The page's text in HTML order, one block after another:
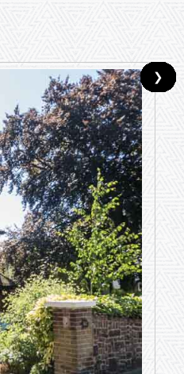
❯
❯
❯
❯
❯
❯
❯
❯
❯
❯
❯
❯
❯
❯
❯
❯
❯
❯
❯
❯
❯
❯
❯
❯
❯
❯
❯
❯
❯
❯
❯
❯
❯
❯
❯
❯
❯
❯
❯
❯
❯
❯
❯
❯
❯
❯
❯
❯
❯
❯
❯
❯
❯
❯
❯
❯
❯
❯
❯
❯
❯
❯
❯
❯
❯
❯
❯
❯
❯
❯
❯
❯
❯
❯
❯
❯
❯
❯
❯
❯
❯
❯
❯
❯
❯
❯
❯
❯
❯
❯
❯
❯
❯
❯
❯
❯
❯
❯
❯
❯
❯
❯
❯
❯
❯
❯
❯
❯
❯
❯
❯
❯
❯
❯
❯
❯
❯
❯
❯
❯
❯
❯
❯
❯
❯
❯
❯
❯
❯
❯
❯
❯
❯
❯
❯
❯
❯
❯
❯
❯
❯
❯
❯
❯
❯
❯
❯
❯
❯
❯
❯
❯
❯
❯
❯
❯
❯
❯
❯
❯
❯
❯
❯
❯
❯
❯
❯
❯
❯
❯
❯
❯
❯
❯
❯
❯
❯
❯
❯
❯
❯
❯
❯
❯
❯
❯
❯
❯
❯
❯
❯
❯
❯
❯
❯
❯
❯
❯
❯
❯
❯
❯
❯
❯
❯
❯
❯
❯
❯
❯
❯
❯
❯
❯
❯
❯
❯
❯
❯
❯
❯
❯
❯
❯
❯
❯
❯
❯
❯
❯
❯
❯
❯
❯
❯
❯
❯
❯
❯
❯
❯
❯
❯
❯
❯
❯
❯
❯
❯
❯
❯
❯
❯
❯
❯
❯
❯
❯
❯
❯
❯
❯
❯
❯
❯
❯
❯
❯
❯
❯
❯
❯
❯
❯
❯
❯
❯
❯
❯
❯
❯
❯
❯
❯
❯
❯
❯
❯
❯
❯
❯
❯
❯
❯
❯
❯
❯
❯
❯
❯
❯
❯
❯
❯
❯
❯
❯
❯
❯
❯
❯
❯
❯
❯
❯
❯
❯
❯
❯
❯
❯
❯
❯
❯
❯
❯
❯
❯
❯
❯
❯
❯
❯
❯
❯
❯
❯
❯
❯
❯
❯
❯
❯
❯
❯
❯
❯
❯
❯
❯
❯
❯
❯
❯
❯
❯
❯
❯
❯
❯
❯
❯
❯
❯
❯
❯
❯
❯
❯
❯
❯
❯
❯
❯
❯
❯
❯
❯
❯
❯
❯
❯
❯
❯
❯
❯
❯
❯
❯
❯
❯
❯
❯
❯
❯
❯
❯
❯
❯
❯
❯
❯
❯
❯
❯
❯
❯
❯
❯
❯
❯
❯
❯
❯
❯
❯
❯
❯
❯
❯
❯
❯
❯
❯
❯
❯
❯
❯
❯
❯
❯
❯
❯
❯
❯
❯
❯
❯
❯
❯
❯
❯
❯
❯
❯
❯
❯
❯
❯
❯
❯
❯
❯
❯
❯
❯
❯
❯
❯
❯
❯
❯
❯
❯
❯
❯
❯
❯
❯
❯
❯
❯
❯
❯
❯
❯
❯
❯
❯
❯
❯
❯
❯
❯
❯
❯
❯
❯
❯
❯
❯
❯
❯
❯
❯
❯
❯
❯
❯
❯
❯
❯
❯
❯
❯
❯
❯
❯
❯
❯
❯
❯
❯
❯
❯
❯
❯
❯
❯
❯
❯
❯
❯
❯
❯
❯
❯
❯
❯
❯
❯
❯
❯
❯
❯
❯
❯
❯
❯
❯
❯
❯
❯
❯
❯
❯
❯
❯
❯
❯
❯
❯
❯
❯
❯
❯
❯
❯
❯
❯
❯
❯
❯
❯
❯
❯
❯
❯
❯
❯
❯
❯
❯
❯
❯
❯
❯
❯
❯
❯
❯
❯
❯
❯
❯
❯
❯
❯
❯
❯
❯
❯
❯
❯
❯
❯
❯
❯
❯
❯
❯
❯
❯
❯
❯
❯
❯
❯
❯
❯
❯
❯
❯
❯
❯
❯
❯
❯
❯
❯
❯
❯
❯
❯
❯
❯
❯
❯
❯
❯
❯
❯
❯
❯
❯
❯
❯
❯
❯
❯
❯
❯
❯
❯
❯
❯
❯
❯
❯
❯
❯
❯
❯
❯
❯
❯
❯
❯
❯
❯
❯
❯
❯
❯
❯
❯
❯
❯
❯
❯
❯
❯
❯
❯
❯
❯
❯
❯
❯
❯
❯
❯
❯
❯
❯
❯
❯
❯
❯
❯
❯
❯
❯
❯
❯
❯
❯
❯
❯
❯
❯
❯
❯
❯
❯
❯
❯
❯
❯
❯
❯
❯
❯
❯
❯
❯
❯
❯
❯
❯
❯
❯
❯
❯
❯
❯
❯
❯
❯
❯
❯
❯
❯
❯
❯
❯
❯
❯
❯
❯
❯
❯
❯
❯
❯
❯
❯
❯
❯
❯
❯
❯
❯
❯
❯
❯
❯
❯
❯
❯
❯
❯
❯
❯
❯
❯
❯
❯
❯
❯
❯
❯
❯
❯
❯
❯
❯
❯
❯
❯
❯
❯
❯
❯
❯
❯
❯
❯
❯
❯
❯
❯
❯
❯
❯
❯
❯
❯
❯
❯
❯
❯
❯
❯
❯
❯
❯
❯
❯
❯
❯
❯
❯
❯
❯
❯
❯
❯
❯
❯
❯
❯
❯
❯
❯
❯
❯
❯
❯
❯
❯
❯
❯
❯
❯
❯
❯
❯
❯
❯
❯
❯
❯
❯
❯
❯
❯
❯
❯
❯
❯
❯
❯
❯
❯
❯
❯
❯
❯
❯
❯
❯
❯
❯
❯
❯
❯
❯
❯
❯
❯
❯
❯
❯
❯
❯
❯
❯
❯
❯
❯
❯
❯
❯
❯
❯
❯
❯
❯
❯
❯
❯
❯
❯
❯
❯
❯
❯
❯
❯
❯
❯
❯
❯
❯
❯
❯
❯
❯
❯
❯
❯
❯
❯
❯
❯
❯
❯
❯
❯
❯
❯
❯
❯
❯
❯
❯
❯
❯
❯
❯
❯
❯
❯
❯
❯
❯
❯
❯
❯
❯
❯
❯
❯
❯
❯
❯
❯
❯
❯
❯
❯
❯
❯
❯
❯
❯
❯
❯
❯
❯
❯
❯
❯
❯
❯
❯
❯
❯
❯
❯
❯
❯
❯
❯
❯
❯
❯
❯
❯
❯
❯
❯
❯
❯
❯
❯
❯
❯
❯
❯
❯
❯
❯
❯
❯
❯
❯
❯
❯
❯
❯
❯
❯
❯
❯
❯
❯
❯
❯
❯
❯
❯
❯
❯
❯
❯
❯
❯
❯
❯
❯
❯
❯
❯
❯
❯
❯
❯
❯
❯
❯
❯
❯
❯
❯
❯
❯
❯
❯
❯
❯
❯
❯
❯
❯
❯
❯
❯
❯
❯
❯
❯
❯
❯
❯
❯
❯
❯
❯
❯
❯
❯
❯
❯
❯
❯
❯
❯
❯
❯
❯
❯
❯
❯
❯
❯
❯
❯
❯
❯
❯
❯
❯
❯
❯
❯
❯
❯
❯
❯
❯
❯
❯
❯
❯
❯
❯
❯
❯
❯
❯
❯
❯
❯
❯
❯
❯
❯
❯
❯
❯
❯
❯
❯
❯
❯
❯
❯
❯
❯
❯
❯
❯
❯
❯
❯
❯
❯
❯
❯
❯
❯
❯
❯
❯
❯
❯
❯
❯
❯
❯
❯
❯
❯
❯
❯
❯
❯
❯
❯
❯
❯
❯
❯
❯
❯
❯
❯
❯
❯
❯
❯
❯
❯
❯
❯
❯
❯
❯
❯
❯
❯
❯
❯
❯
❯
❯
❯
❯
❯
❯
❯
❯
❯
❯
❯
❯
❯
❯
❯
❯
❯
❯
❯
❯
❯
❯
❯
❯
❯
❯
❯
❯
❯
❯
❯
❯
❯
❯
❯
❯
❯
❯
❯
❯
❯
❯
❯
❯
❯
❯
❯
❯
❯
❯
❯
❯
❯
❯
❯
❯
❯
❯
❯
❯
❯
❯
❯
❯
❯
❯
❯
❯
❯
❯
❯
❯
❯
❯
❯
❯
❯
❯
❯
❯
❯
❯
❯
❯
❯
❯
❯
❯
❯
❯
❯
❯
❯
❯
❯
❯
❯
❯
❯
❯
❯
❯
❯
❯
❯
❯
❯
❯
❯
❯
❯
❯
❯
❯
❯
❯
❯
❯
❯
❯